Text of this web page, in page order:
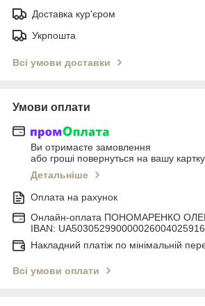
Доставка кур'єром
Укрпошта
Всі умови доставки
Умови оплати
Ви отримаєте замовлення
або гроші повернуться на вашу картку
Детальніше
Оплата на рахунок
Онлайн-оплата ПОНОМАРЕНКО
IBAN:
Накладний платіж по мінімальній
Всі умови оплати